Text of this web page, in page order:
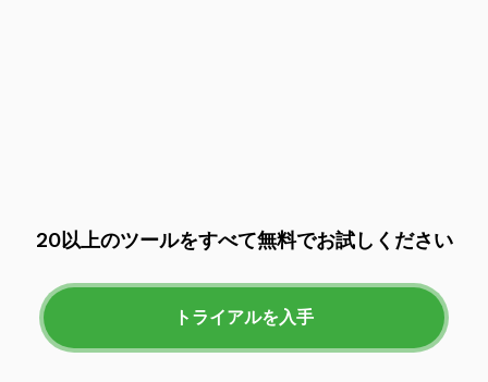
20以上のツールをすべて無料でお試しください
トライアルを入手